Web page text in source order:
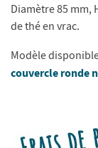
Diamètre 85 mm,
de thé en vrac.
Modèle
couvercle ronde